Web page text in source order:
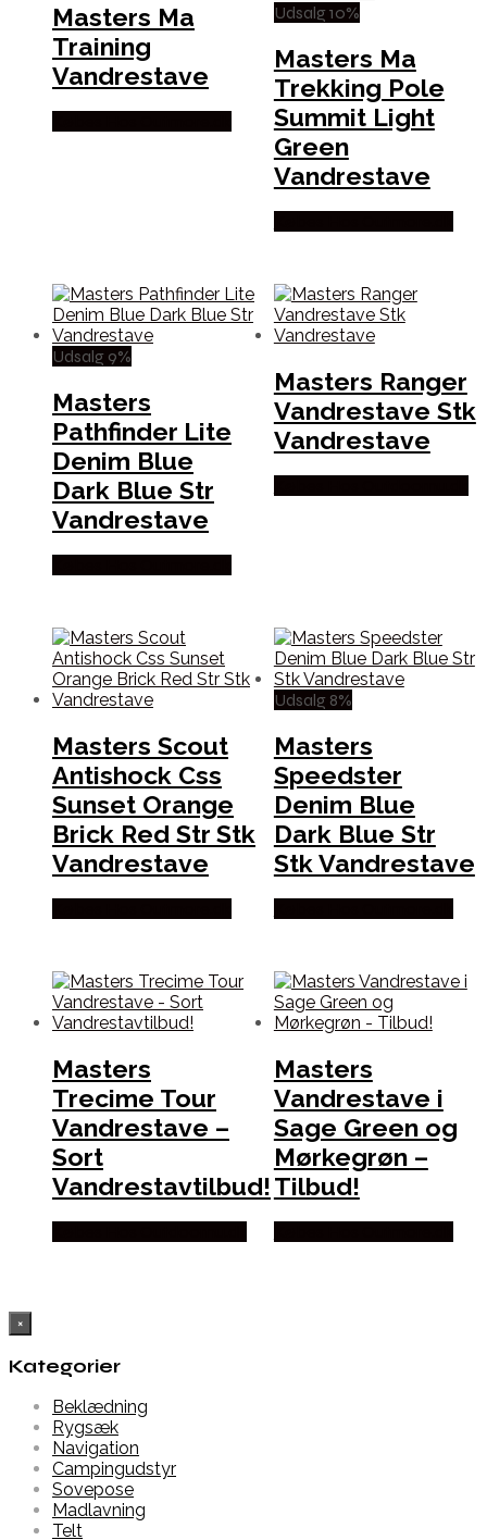
Masters Ma
Training
Vandrestave
Udsalg 10%
Masters Ma
Trekking Pole
Summit Light
Green
Vandrestave
Udsalg 9%
Masters
Pathfinder Lite
Denim Blue
Dark Blue Str
Vandrestave
Masters Ranger
Vandrestave Stk
Vandrestave
Masters Scout
Antishock Css
Sunset Orange
Brick Red Str Stk
Vandrestave
Udsalg 8%
Masters
Speedster
Denim Blue
Dark Blue Str
Stk Vandrestave
Masters
Trecime Tour
Vandrestave –
Sort
Vandrestavtilbud!
Masters
Vandrestave i
Sage Green og
Mørkegrøn –
Tilbud!
×
Kategorier
Beklædning
Rygsæk
Navigation
Campingudstyr
Sovepose
Madlavning
Telt